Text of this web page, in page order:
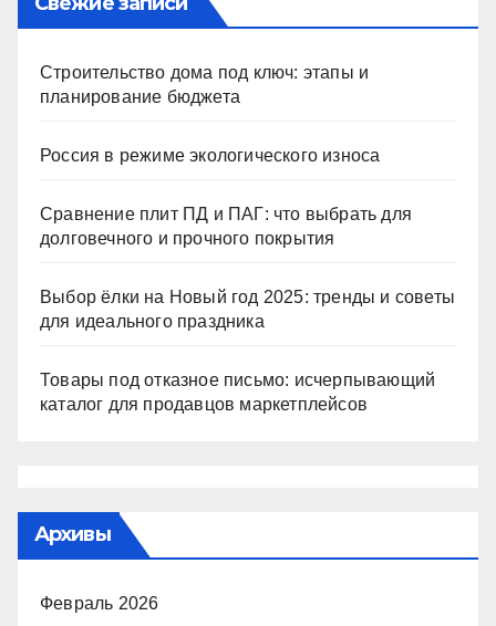
Строительство дома под ключ: этапы и
планирование бюджета
Россия в режиме экологического износа
Сравнение плит ПД и ПАГ: что выбрать для
долговечного и прочного покрытия
Выбор ёлки на Новый год 2025: тренды и советы
для идеального праздника
Товары под отказное письмо: исчерпывающий
каталог для продавцов маркетплейсов
Архивы
Февраль 2026